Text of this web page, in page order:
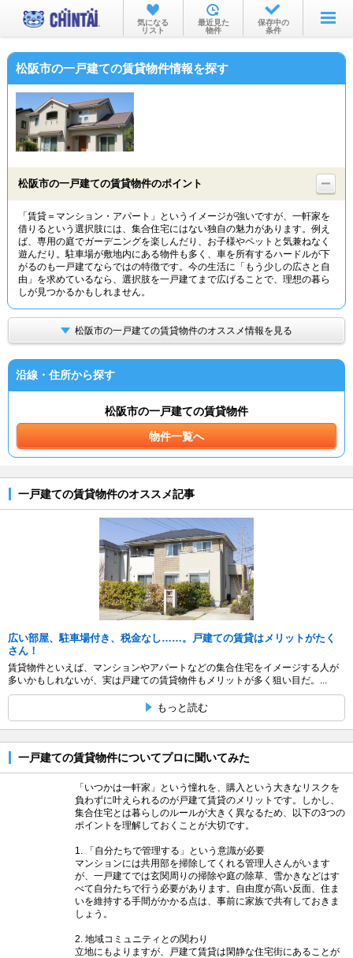
お部屋を探す
沿線・駅から
物件特集から
TOP
気になる
リスト
最近見た
物件
保存中の
条件
松阪市の一戸建ての賃貸物件情報を探す
松阪市の一戸建ての賃貸物件のポイント
「賃貸＝マンション・アパート」というイメージが強いですが、一軒家を
借りるという選択肢には、集合住宅にはない独自の魅力があります。例え
ば、専用の庭でガーデニングを楽しんだり、お子様やペットと気兼ねなく
遊んだり。駐車場が敷地内にある物件も多く、車を所有するハードルが下
がるのも一戸建てならではの特徴です。今の生活に「もう少しの広さと自
由」を求めているなら、選択肢を一戸建てまで広げることで、理想の暮ら
しが見つかるかもしれません。
松阪市の一戸建ての賃貸物件のオススメ情報を見る
沿線・住所から探す
松阪市の一戸建ての賃貸物件
物件一覧へ
一戸建ての賃貸物件のオススメ記事
広い部屋、駐車場付き、税金なし……。戸建ての賃貸はメリットがたく
さん！
賃貸物件といえば、マンションやアパートなどの集合住宅をイメージする人が
多いかもしれないが、実は戸建ての賃貸物件もメリットが多く狙い目だ。...
もっと読む
一戸建ての賃貸物件についてプロに聞いてみた
「いつかは一軒家」という憧れを、購入という大きなリスクを
負わずに叶えられるのが戸建て賃貸のメリットです。しかし、
集合住宅とは暮らしのルールが大きく異なるため、以下の3つの
ポイントを理解しておくことが大切です。
1. 「自分たちで管理する」という意識が必要
マンションには共用部を掃除してくれる管理人さんがいます
が、一戸建てでは玄関周りの掃除や庭の除草、雪かきなどはす
べて自分たちで行う必要があります。自由度が高い反面、住ま
いを維持する手間がかかる点は、事前に家族で共有しておきま
しょう。
2. 地域コミュニティとの関わり
立地にもよりますが、戸建て賃貸は閑静な住宅街にあることが